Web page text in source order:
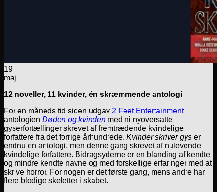
19
maj
12 noveller, 11 kvinder, én skræmmende antologi
For en måneds tid siden udgav 2 Feet Entertainment
antologien Døden og kvinden med ni nyoversatte
gyserfortællinger skrevet af fremtrædende kvindelige
forfattere fra det forrige århundrede. Kvinder skriver gys er
endnu en antologi, men denne gang skrevet af nulevende
kvindelige forfattere. Bidragsyderne er en blanding af kendte
og mindre kendte navne og med forskellige erfaringer med at
skrive horror. For nogen er det første gang, mens andre har
flere blodige skeletter i skabet.